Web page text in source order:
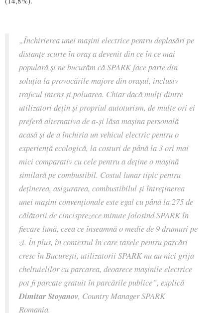
„Închirierea unei mașini electrice pentru deplasări pe
distanțe scurte în oraș a devenit din ce în ce mai
populară și ne bucurăm că SPARK face parte din
soluția la provocările majore din orașul, inclusiv
traficul intens și poluarea. Chiar dacă mulți dintre
utilizatori dețin și propriul autoturism, de multe ori ei
preferă alternativa de a-și lăsa mașina personală
acasă și de a închiria un vehicul electric pentru o
experiență ecologică, la costuri de până la 3 ori mai
mici comparativ cu cele pentru a deține o mașină
similară pe combustibil. Costul lunar tipic pentru
deținerea, asigurarea, combustibilul și întreținerea
unei mașini convenționale este egal cu până la 275 de
călătorii de cincisprezece minute folosind SPARK în
fiecare lună, ceea ce înseamnă o medie de 9 drumuri pe
zi. În plus, în contextul în care taxele pentru parcări
cresc în București, utilizatorii SPARK nu au nici grija
cheltuielilor cu parcarea, deoarece mașinile electrice
pot fi parcate gratuit în parcările publice”, explică
Dimitar Stoyanov, Country Manager SPARK
Romania.